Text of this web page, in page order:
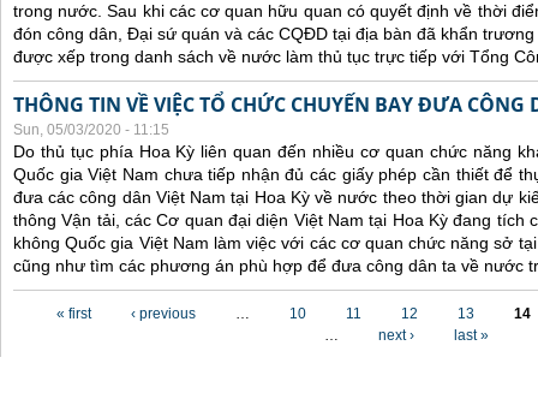
trong nước. Sau khi các cơ quan hữu quan có quyết định về thời
đón công dân, Đại sứ quán và các CQĐD tại địa bàn đã khẩn
được xếp trong danh sách về nước làm thủ tục trực tiếp với Tổng
THÔNG TIN VỀ VIỆC TỔ CHỨC CHUYẾN BAY ĐƯA
Sun, 05/03/2020 - 11:15
Do thủ tục phía Hoa Kỳ liên quan đến nhiều cơ quan chức năng
Quốc gia Việt Nam chưa tiếp nhận đủ các giấy phép cần thiết để
đưa các công dân Việt Nam tại Hoa Kỳ về nước theo thời gian dự
thông Vận tải, các Cơ quan đại diện Việt Nam tại Hoa Kỳ đang tích
không Quốc gia Việt Nam làm việc với các cơ quan chức năng sở
cũng như tìm các phương án phù hợp để đưa công dân ta về nước
« first ‹ previous … 10 11 12 13
14
…
next › last »